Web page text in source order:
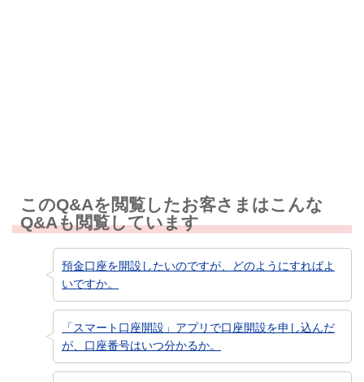
このQ&Aを閲覧したお客さまはこんな
Q&Aも閲覧しています
預金口座を開設したいのですが、どのようにすればよ
いですか。
「スマート口座開設」アプリで口座開設を申し込んだ
が、口座番号はいつ分かるか。